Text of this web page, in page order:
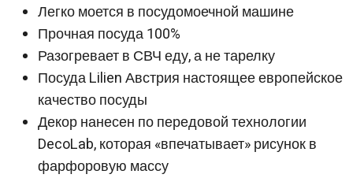
Легко моется в посудомоечной машине
Прочная посуда 100%
Разогревает в СВЧ еду, а не тарелку
Посуда Lilien Австрия настоящее европейское
качество посуды
Декор нанесен по передовой технологии
DecoLab, которая «впечатывает» рисунок в
фарфоровую массу